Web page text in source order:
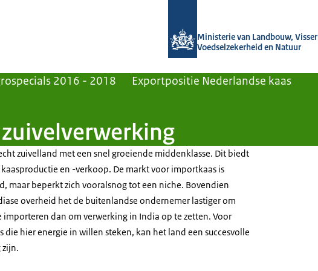
Ministerie van Landbouw,
Voedselzekerheid en Natuur
2016 - 2018 Exportpositie Nederlandse kaas
zuivelland met een snel groeiende middenklasse. Dit biedt
en -verkoop. De markt voor importkaas is
maar beperkt zich vooralsnog tot een niche. Bovendien
overheid het de buitenlandse ondernemer lastiger om
importeren dan om verwerking in India op te zetten. Voor
die hier energie in willen steken, kan het land een succesvolle
zijn.